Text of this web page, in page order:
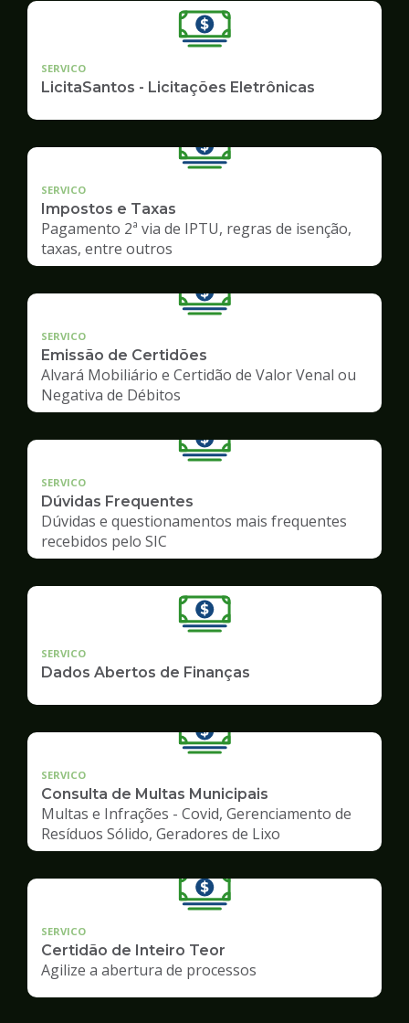
SERVICO
LicitaSantos - Licitações Eletrônicas
SERVICO
Impostos e Taxas
Pagamento 2ª via de IPTU, regras de isenção,
taxas, entre outros
SERVICO
Emissão de Certidões
Alvará Mobiliário e Certidão de Valor Venal ou
Negativa de Débitos
SERVICO
Dúvidas Frequentes
Dúvidas e questionamentos mais frequentes
recebidos pelo SIC
SERVICO
Dados Abertos de Finanças
SERVICO
Consulta de Multas Municipais
Multas e Infrações - Covid, Gerenciamento de
Resíduos Sólido, Geradores de Lixo
SERVICO
Certidão de Inteiro Teor
Agilize a abertura de processos